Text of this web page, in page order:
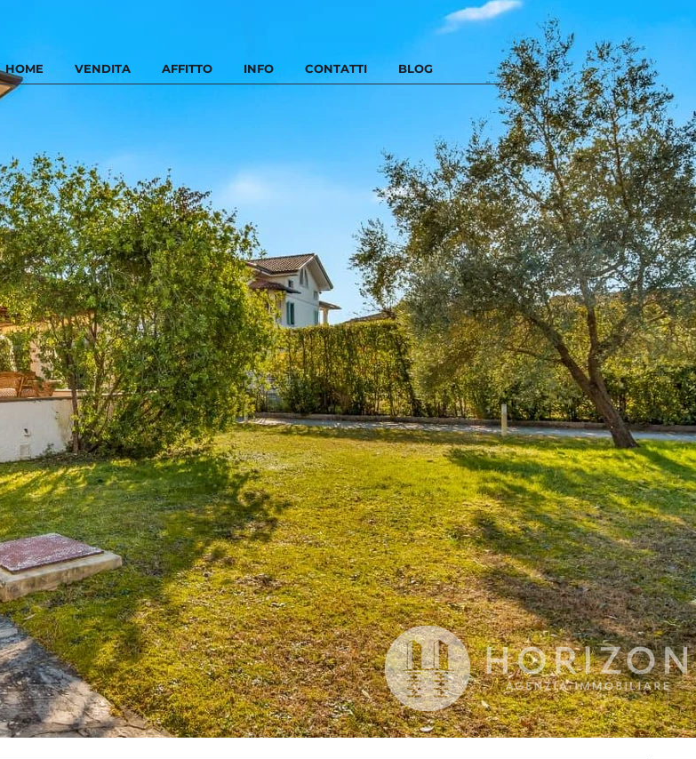
HOME VENDITA AFFITTO INFO CONTATTI BLOG